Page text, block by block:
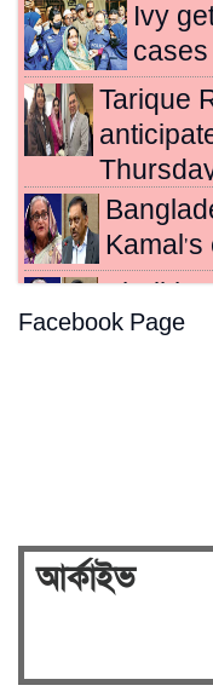
Ivy
cases
Tarique
to death
Facebook Page
আর্কাইভ